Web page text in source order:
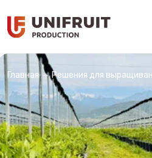
Главная Решения для